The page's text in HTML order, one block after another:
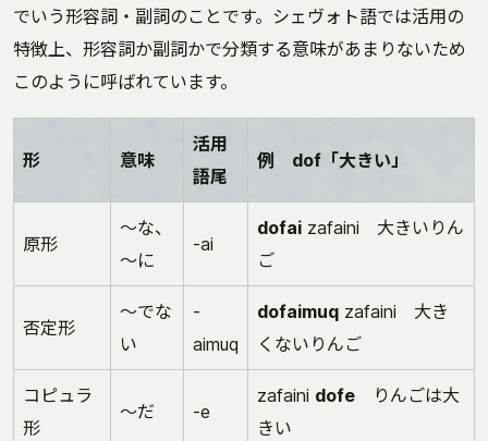
でいう形容詞・副詞のことです。シェヴォト語では活用の
特徴上、形容詞か副詞かで分類する意味があまりないため
このように呼ばれています。
形 意味
活用
語尾
例 dof「大きい」
原形
～な、
～に
-ai
dofai zafaini 大きいりん
ご
否定形
～でな
い
-
aimuq
dofaimuq zafaini 大き
くないりんご
コピュラ
形
～だ -e
zafaini dofe りんごは大
きい